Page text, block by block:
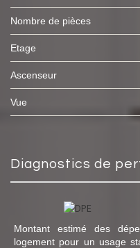
Nombre de pièces
Etage
Ascenseur
Vue
diagnostics de
Montant estimé des
logement pour un usage